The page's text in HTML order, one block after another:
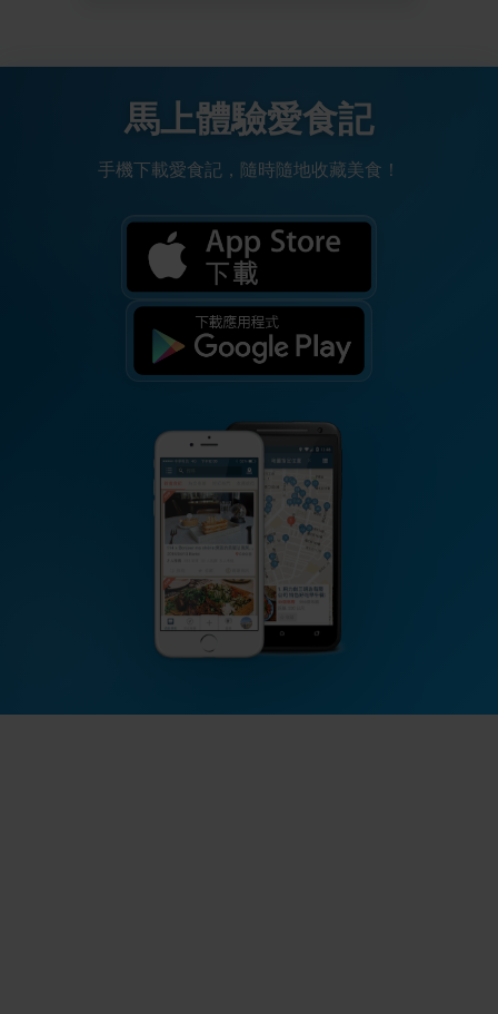
馬上體驗愛食記
手機下載愛食記，隨時隨地收藏美食！